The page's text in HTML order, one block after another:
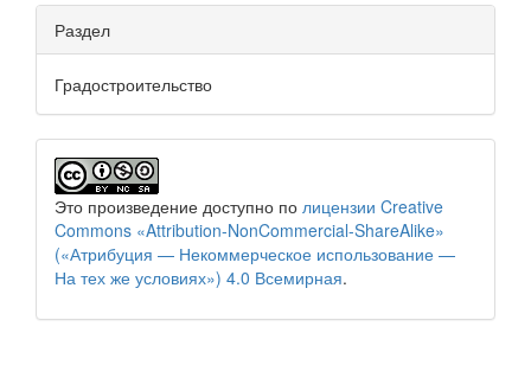
Раздел
Градостроительство
Это произведение доступно по лицензии Creative
Commons «Attribution-NonCommercial-ShareAlike»
(«Атрибуция — Некоммерческое использование —
На тех же условиях») 4.0 Всемирная.